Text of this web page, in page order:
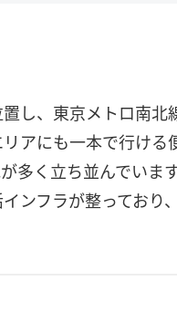
し、東京メトロ南北
アにも一本で行け
多く立ち並んでいま
ンフラが整っており